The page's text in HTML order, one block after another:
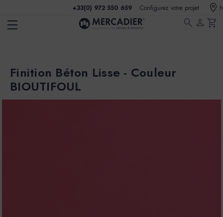
+33(0) 972 550 659 Configurez votre projet
search person shopping_cart
Finition Béton Lisse - Couleur
BIOUTIFOUL